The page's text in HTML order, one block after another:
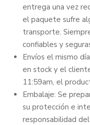
entrega una vez
el paquete sufre
transporte.
confiables y
Envíos el mismo
en stock y el
11:59am, el
Embalaje: Se
su protección e
responsabilidad